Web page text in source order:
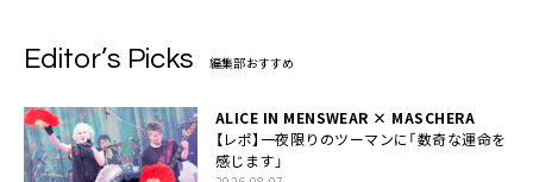
Editor’s Picks 編集部おすすめ
ALICE IN MENSWEAR × MASCHERA
【レポ】一夜限りのツーマンに「数奇な運命を
感じます」